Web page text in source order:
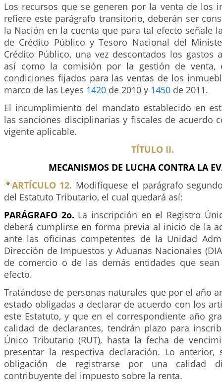
Los recursos que se generen por la venta de los
refiere este parágrafo transitorio, deberán ser
la Nación en la cuenta que para tal efecto señale
de Crédito Público y Tesoro Nacional del
Crédito Público, una vez descontados los gastos
así como la comisión por la gestión de venta,
condiciones fijados para las ventas de los
marco de las Leyes 1420 de 2010 y 1450 de 2011.
El incumplimiento del mandato establecido en
las sanciones disciplinarias y fiscales de acuerdo
vigente aplicable.
TÍTULO II.
MECANISMOS DE LUCHA CONTRA LA
ARTÍCULO 12. Modifíquese el parágrafo
del Estatuto Tributario, el cual quedará así:
PARÁGRAFO 2o. La inscripción en el Registro
deberá cumplirse en forma previa al inicio de la
ante las oficinas competentes de la Unidad
Dirección de Impuestos y Aduanas Nacionales
de comercio o de las demás entidades que
efecto.
Tratándose de personas naturales que por el año
estado obligadas a declarar de acuerdo con los
este Estatuto, y que en el correspondiente año
calidad de declarantes, tendrán plazo para
Único Tributario (RUT), hasta la fecha de
presentar la respectiva declaración. Lo
obligación de registrarse por una calidad
contribuyente del impuesto sobre la renta.